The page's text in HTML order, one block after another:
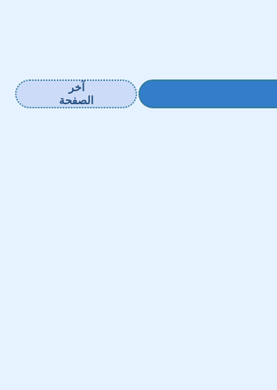
آخر
الصفحة